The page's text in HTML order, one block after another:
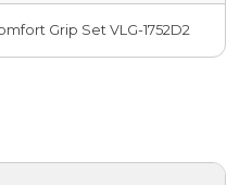
Grip Set VLG-1752D2